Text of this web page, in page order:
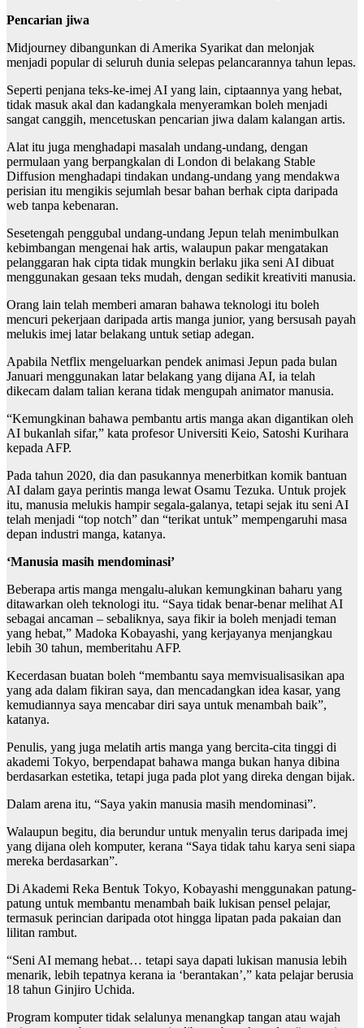
Pencarian jiwa
Midjourney dibangunkan di Amerika Syarikat dan melonjak
menjadi popular di seluruh dunia selepas pelancarannya tahun lepas.
Seperti penjana teks-ke-imej AI yang lain, ciptaannya yang hebat,
tidak masuk akal dan kadangkala menyeramkan boleh menjadi
sangat canggih, mencetuskan pencarian jiwa dalam kalangan artis.
Alat itu juga menghadapi masalah undang-undang, dengan
permulaan yang berpangkalan di London di belakang Stable
Diffusion menghadapi tindakan undang-undang yang mendakwa
perisian itu mengikis sejumlah besar bahan berhak cipta daripada
web tanpa kebenaran.
Sesetengah penggubal undang-undang Jepun telah menimbulkan
kebimbangan mengenai hak artis, walaupun pakar mengatakan
pelanggaran hak cipta tidak mungkin berlaku jika seni AI dibuat
menggunakan gesaan teks mudah, dengan sedikit kreativiti manusia.
Orang lain telah memberi amaran bahawa teknologi itu boleh
mencuri pekerjaan daripada artis manga junior, yang bersusah payah
melukis imej latar belakang untuk setiap adegan.
Apabila Netflix mengeluarkan pendek animasi Jepun pada bulan
Januari menggunakan latar belakang yang dijana AI, ia telah
dikecam dalam talian kerana tidak mengupah animator manusia.
“Kemungkinan bahawa pembantu artis manga akan digantikan oleh
AI bukanlah sifar,” kata profesor Universiti Keio, Satoshi Kurihara
kepada AFP.
Pada tahun 2020, dia dan pasukannya menerbitkan komik bantuan
AI dalam gaya perintis manga lewat Osamu Tezuka. Untuk projek
itu, manusia melukis hampir segala-galanya, tetapi sejak itu seni AI
telah menjadi “top notch” dan “terikat untuk” mempengaruhi masa
depan industri manga, katanya.
‘Manusia masih mendominasi’
Beberapa artis manga mengalu-alukan kemungkinan baharu yang
ditawarkan oleh teknologi itu. “Saya tidak benar-benar melihat AI
sebagai ancaman – sebaliknya, saya fikir ia boleh menjadi teman
yang hebat,” Madoka Kobayashi, yang kerjayanya menjangkau
lebih 30 tahun, memberitahu AFP.
Kecerdasan buatan boleh “membantu saya memvisualisasikan apa
yang ada dalam fikiran saya, dan mencadangkan idea kasar, yang
kemudiannya saya mencabar diri saya untuk menambah baik”,
katanya.
Penulis, yang juga melatih artis manga yang bercita-cita tinggi di
akademi Tokyo, berpendapat bahawa manga bukan hanya dibina
berdasarkan estetika, tetapi juga pada plot yang direka dengan bijak.
Dalam arena itu, “Saya yakin manusia masih mendominasi”.
Walaupun begitu, dia berundur untuk menyalin terus daripada imej
yang dijana oleh komputer, kerana “Saya tidak tahu karya seni siapa
mereka berdasarkan”.
Di Akademi Reka Bentuk Tokyo, Kobayashi menggunakan patung-
patung untuk membantu menambah baik lukisan pensel pelajar,
termasuk perincian daripada otot hingga lipatan pada pakaian dan
lilitan rambut.
“Seni AI memang hebat… tetapi saya dapati lukisan manusia lebih
menarik, lebih tepatnya kerana ia ‘berantakan’,” kata pelajar berusia
18 tahun Ginjiro Uchida.
Program komputer tidak selalunya menangkap tangan atau wajah